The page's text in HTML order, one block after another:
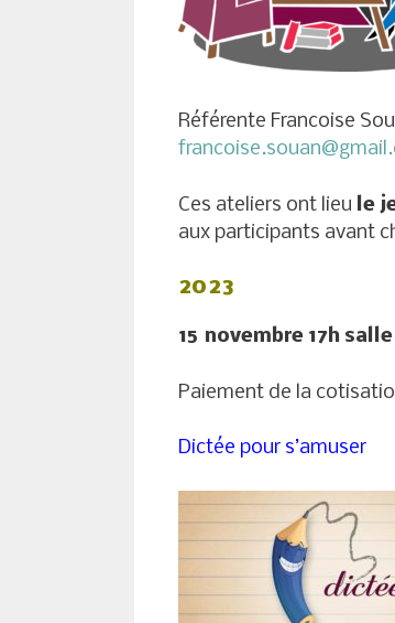
Référente Francoise
Ces ateliers ont lieu le
aux participants avant
2023
15 novembre 17h
Paiement de la
Dictée pour s’amuser